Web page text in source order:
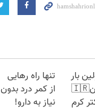
بار
در ایران🇮🇷
کرم
تنها راه رهایی
از کمر درد بدون
نیاز به دارو!